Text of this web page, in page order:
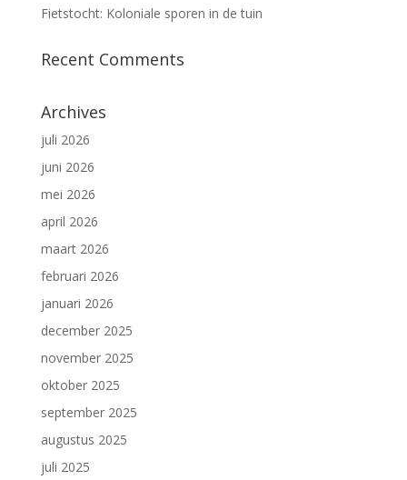
Fietstocht: Koloniale sporen in de tuin
Recent Comments
Archives
juli 2026
juni 2026
mei 2026
april 2026
maart 2026
februari 2026
januari 2026
december 2025
november 2025
oktober 2025
september 2025
augustus 2025
juli 2025